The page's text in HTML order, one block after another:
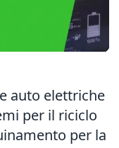
auto elettriche
per il riciclo
per la